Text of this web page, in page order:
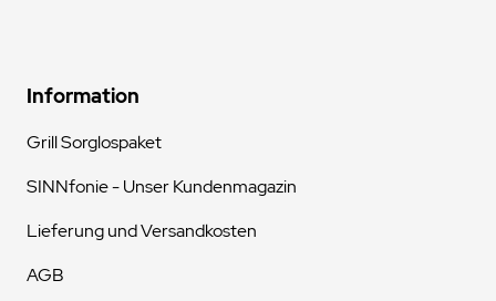
Information
Grill Sorglospaket
SINNfonie - Unser Kundenmagazin
Lieferung und Versandkosten
AGB